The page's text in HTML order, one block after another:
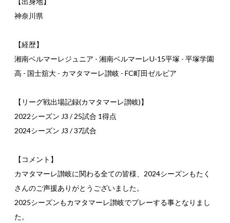
神奈川県
【経歴】
湘南ベルマーレジュニア - 湘南ベルマーレU-15平塚 - 平塚学園
高 - 国士舘大 - カマタマーレ讃岐 - FC町田ゼルビア
【リーグ戦出場記録(カマタマーレ讃岐)】
2022シーズン J3 / 25試合 1得点
2024シーズン J3 / 37試合
【コメント】
カマタマーレ讃岐に関わる全ての皆様、2024シーズンもたく
さんのご声援ありがとうございました。
2025シーズンもカマタマーレ讃岐でプレーする事となりまし
た。